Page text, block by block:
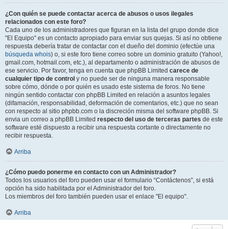
¿Con quién se puede contactar acerca de abusos o usos ilegales
relacionados con este foro?
Cada uno de los administradores que figuran en la lista del grupo donde dice
"El Equipo" es un contacto apropiado para enviar sus quejas. Si así no obtiene
respuesta debería tratar de contactar con el dueño del dominio (efectúe una
búsqueda whois) o, si este foro tiene correo sobre un dominio gratuito (Yahoo!,
gmail.com, hotmail.com, etc.), al departamento o administración de abusos de
ese servicio. Por favor, tenga en cuenta que phpBB Limited carece de
cualquier tipo de control y no puede ser de ninguna manera responsable
sobre cómo, dónde o por quién es usado este sistema de foros. No tiene
ningún sentido contactar con phpBB Limited en relación a asuntos legales
(difamación, responsabilidad, deformación de comentarios, etc.) que no sean
con respecto al sitio phpbb.com o la discreción misma del software phpBB. Si
envia un correo a phpBB Limited respecto del uso de terceras partes de este
software esté dispuesto a recibir una respuesta cortante o directamente no
recibir respuesta.
Arriba
¿Cómo puedo ponerme en contacto con un Administrador?
Todos los usuarios del foro pueden usar el formulario “Contáctenos”, si está
opción ha sido habilitada por el Administrador del foro.
Los miembros del foro también pueden usar el enlace "El equipo".
Arriba